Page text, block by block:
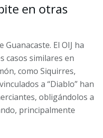
en otras
El OIJ ha
casos similares en
como Siquirres,
a “Diablo” han
obligándolos a
principalmente